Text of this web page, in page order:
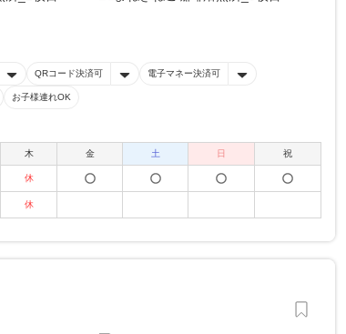
QRコード決済可 電子マネー決済可
お子様連れOK
木 金 土 日 祝
休
休